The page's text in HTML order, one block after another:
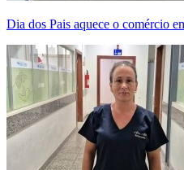
Dia dos Pais aquece o comércio